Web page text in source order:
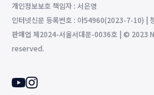
개인정보보호 책임자 : 서은영
인터넷신문 등록번호 : 아54960(2023-7-10) |
판매업 제2024-서울서대문-0036호 | ©
reserved.